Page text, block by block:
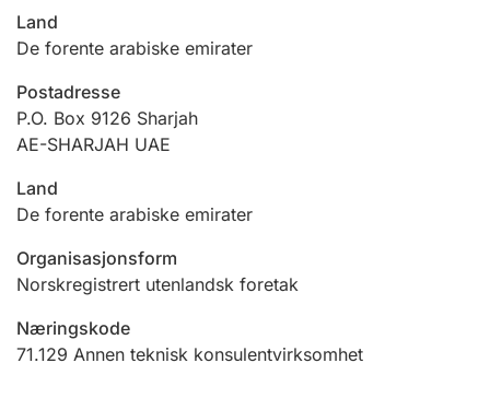
Offentlig sektor
Land
De forente arabiske emirater
Postadresse
P.O. Box 9126 Sharjah
AE-SHARJAH UAE
Land
De forente arabiske emirater
Organisasjonsform
Norskregistrert utenlandsk foretak
Næringskode
71.129 Annen teknisk konsulentvirksomhet